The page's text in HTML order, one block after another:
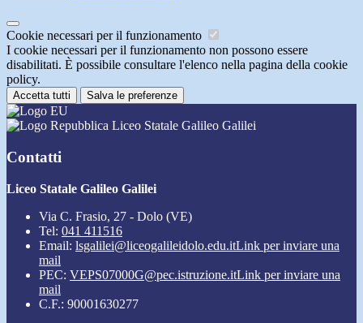
Cookie necessari per il funzionamento
I cookie necessari per il funzionamento non possono essere
disabilitati. È possibile consultare l'elenco nella pagina della cookie
policy.
Accetta tutti Salva le preferenze
Liceo Statale Galileo Galilei
Contatti
Liceo Statale Galileo Galilei
Via C. Frasio, 27 - Dolo (VE)
Tel: 041 411516
Email: lsgalilei@liceogalileidolo.edu.itLink per inviare una
mail
PEC: VEPS07000G@pec.istruzione.itLink per inviare una
mail
C.F.: 90001630277